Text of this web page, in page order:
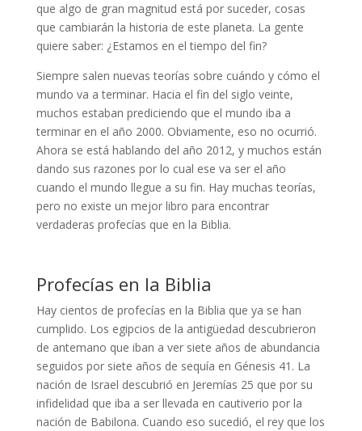
que algo de gran magnitud está por suceder, cosas
que cambiarán la historia de este planeta. La gente
quiere saber: ¿Estamos en el tiempo del fin?
Siempre salen nuevas teorías sobre cuándo y cómo el
mundo va a terminar. Hacia el fin del siglo veinte,
muchos estaban prediciendo que el mundo iba a
terminar en el año 2000. Obviamente, eso no ocurrió.
Ahora se está hablando del año 2012, y muchos están
dando sus razones por lo cual ese va ser el año
cuando el mundo llegue a su fin. Hay muchas teorías,
pero no existe un mejor libro para encontrar
verdaderas profecías que en la Biblia.
Profecías en la Biblia
Hay cientos de profecías en la Biblia que ya se han
cumplido. Los egipcios de la antigüedad descubrieron
de antemano que iban a ver siete años de abundancia
seguidos por siete años de sequía en Génesis 41. La
nación de Israel descubrió en Jeremías 25 que por su
infidelidad que iba a ser llevada en cautiverio por la
nación de Babilona. Cuando eso sucedió, el rey que los